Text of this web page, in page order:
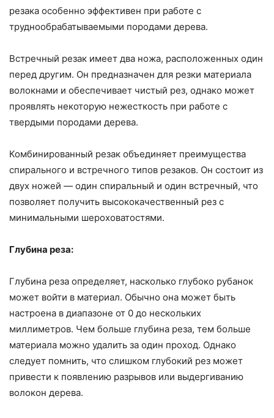
резака особенно эффективен при работе с
труднообрабатываемыми породами дерева.
Встречный резак имеет два ножа, расположенных один
перед другим. Он предназначен для резки материала
волокнами и обеспечивает чистый рез, однако может
проявлять некоторую нежесткость при работе с
твердыми породами дерева.
Комбинированный резак объединяет преимущества
спирального и встречного типов резаков. Он состоит из
двух ножей — один спиральный и один встречный, что
позволяет получить высококачественный рез с
минимальными шероховатостями.
Глубина реза:
Глубина реза определяет, насколько глубоко рубанок
может войти в материал. Обычно она может быть
настроена в диапазоне от 0 до нескольких
миллиметров. Чем больше глубина реза, тем больше
материала можно удалить за один проход. Однако
следует помнить, что слишком глубокий рез может
привести к появлению разрывов или выдергиванию
волокон дерева.